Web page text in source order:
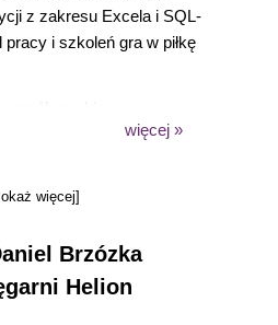
z zakresu Excela i SQL-
i szkoleń gra w piłkę
więcej »
więcej]
Brzózka
Helion